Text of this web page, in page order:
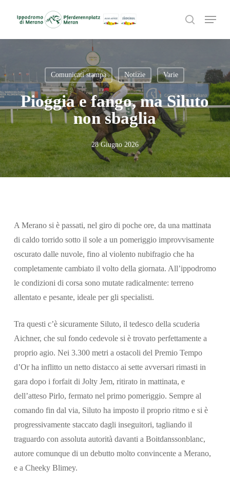
search
Menu
Comunicati stampa Notizie Varie
Pioggia e fango, ma Siluto
non sbaglia
28 Giugno 2026
A Merano si è passati, nel giro di poche ore, da una mattinata
di caldo torrido sotto il sole a un pomeriggio improvvisamente
oscurato dalle nuvole, fino al violento nubifragio che ha
completamente cambiato il volto della giornata. All’ippodromo
le condizioni di corsa sono mutate radicalmente: terreno
allentato e pesante, ideale per gli specialisti.
Tra questi c’è sicuramente Siluto, il tedesco della scuderia
Aichner, che sul fondo cedevole si è trovato perfettamente a
proprio agio. Nei 3.300 metri a ostacoli del Premio Tempo
d’Or ha inflitto un netto distacco ai sette avversari rimasti in
gara dopo i forfait di Jolty Jem, ritirato in mattinata, e
dell’atteso Pirlo, fermato nel primo pomeriggio. Sempre al
comando fin dal via, Siluto ha imposto il proprio ritmo e si è
progressivamente staccato dagli inseguitori, tagliando il
traguardo con assoluta autorità davanti a Boitdanssonblanc,
autore comunque di un debutto molto convincente a Merano,
e a Cheeky Blimey.